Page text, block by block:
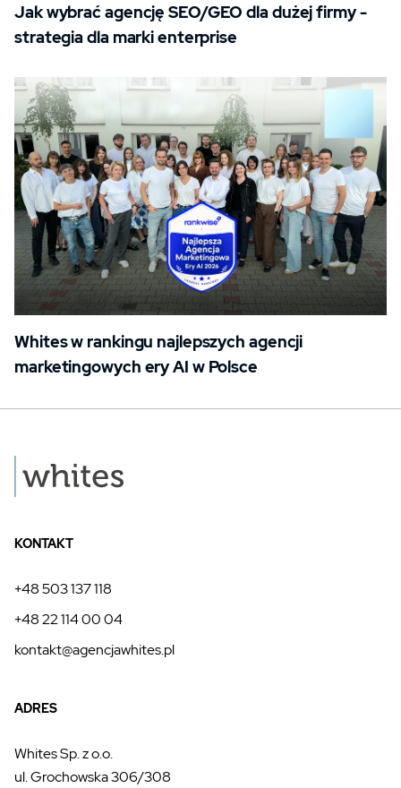
Jak wybrać agencję SEO/GEO dla dużej firmy -
strategia dla marki enterprise
Whites w rankingu najlepszych agencji
marketingowych ery AI w Polsce
KONTAKT
+48 503 137 118
+48 22 114 00 04
kontakt@agencjawhites.pl
ADRES
Whites Sp. z o.o.
ul. Grochowska 306/308